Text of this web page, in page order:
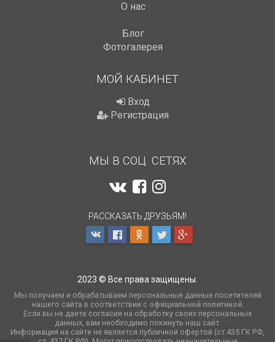
О нас
Блог
Фотогалерея
МОЙ КАБИНЕТ
Вход
Регистрация
МЫ В СОЦ. СЕТЯХ
РАССКАЗАТЬ ДРУЗЬЯМ!
2023 © Все права защищены.
Мы получаем и обрабатываем персональные данные посетителей
нашего сайта в соответствии с официальной политикой.
Если вы не даете согласия на обработку своих персональных
данных, вам необходимо покинуть наш сайт.
Информация на сайте не является публичной офертой (ст.435 ГК РФ,